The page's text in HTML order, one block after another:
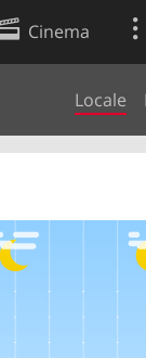
Cinema
Locale